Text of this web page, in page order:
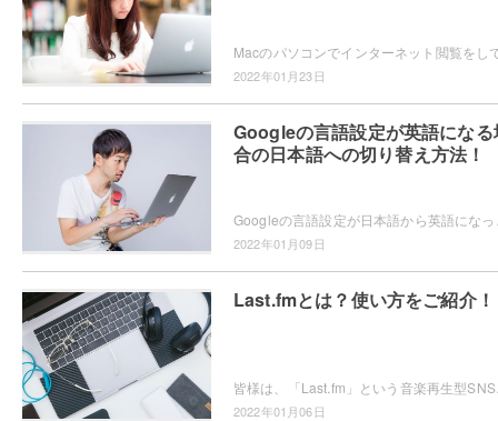
2022年01月23日
Googleの言語設定が英語になる
合の日本語への切り替え方法！
2022年01月09日
Last.fmとは？使い方をご紹介！
皆様は、「Last.fm」という音楽
2022年01月06日